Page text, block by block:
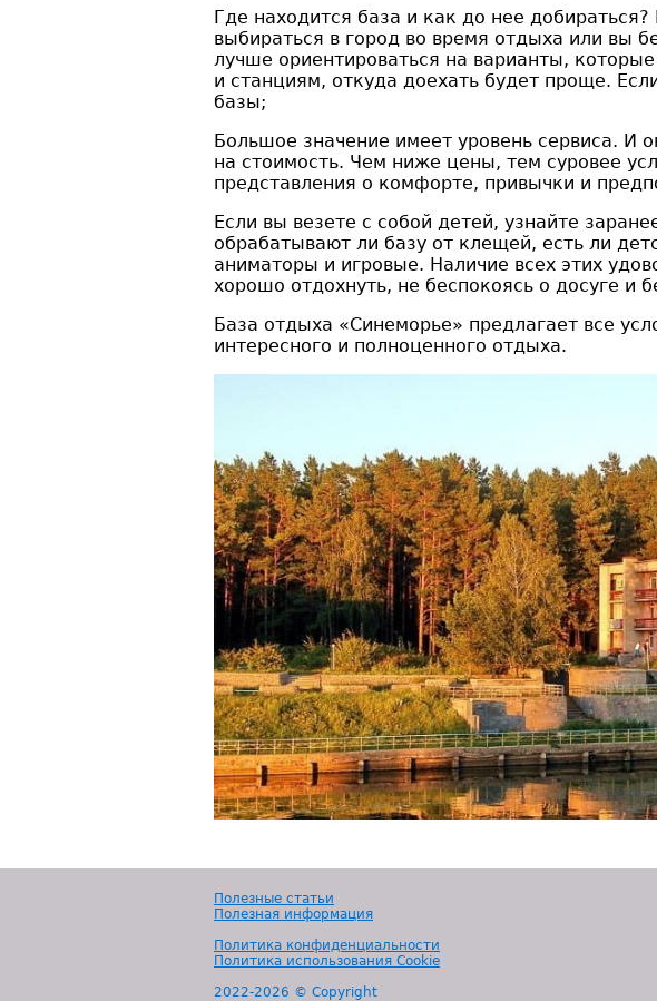
Где находится база и как до нее
выбираться в город во время отдыха или вы
лучше ориентироваться на варианты,
и станциям, откуда доехать будет проще.
базы;
Большое значение имеет уровень сервиса. И
на стоимость. Чем ниже цены, тем суровее
представления о комфорте, привычки и
Если вы везете с собой детей, узнайте
обрабатывают ли базу от клещей, есть ли
аниматоры и игровые. Наличие всех этих
хорошо отдохнуть, не беспокоясь о досуге и
База отдыха «Синеморье» предлагает все
интересного и полноценного отдыха.
Полезные статьи
Полезная информация
Политика конфиденциальности
Политика использования Cookie
2022-2026 © Copyright